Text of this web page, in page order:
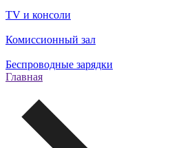
TV и консоли
Комиссионный зал
Беспроводные зарядки
Главная